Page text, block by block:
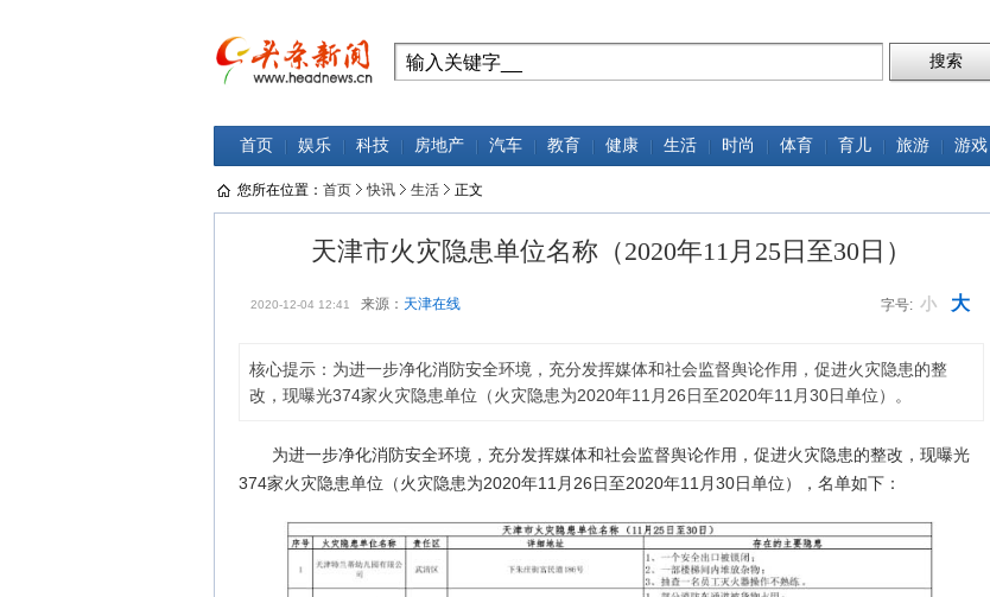
首页 娱乐 科技 房地产 汽车 教育 健康 生活 时尚 体育 育儿 旅游 游戏
您所在位置： 首页 快讯 生活 正文
天津市火灾隐患单位名称（2020年11月25日至30日）
字号: 小 大
2020-12-04 12:41 来源： 天津在线
核心提示：为进一步净化消防安全环境，充分发挥媒体和社会监督舆论作用，促进火灾隐患的整
改，现曝光374家火灾隐患单位（火灾隐患为2020年11月26日至2020年11月30日单位）。
为进一步净化消防安全环境，充分发挥媒体和社会监督舆论作用，促进火灾隐患的整改，现曝光
374家火灾隐患单位（火灾隐患为2020年11月26日至2020年11月30日单位），名单如下：